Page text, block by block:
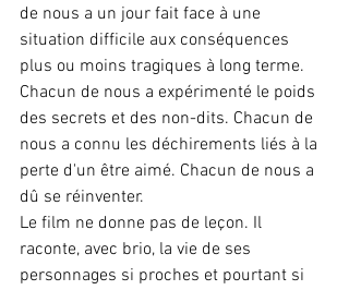
de nous a un jour fait face à une
situation difficile aux conséquences
plus ou moins tragiques à long terme.
Chacun de nous a expérimenté le poids
des secrets et des non-dits. Chacun de
nous a connu les déchirements liés à la
perte d'un être aimé. Chacun de nous a
dû se réinventer.
Le film ne donne pas de leçon. Il
raconte, avec brio, la vie de ses
personnages si proches et pourtant si